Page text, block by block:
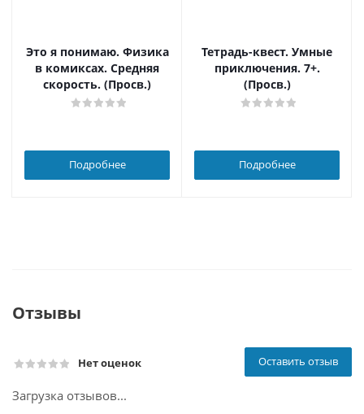
Это я понимаю. Физика
в комиксах. Средняя
скорость. (Просв.)
Подробнее
Тетрадь-квест. Умные
приключения. 7+.
(Просв.)
Подробнее
Отзывы
Нет оценок Оставить отзыв
Загрузка отзывов...